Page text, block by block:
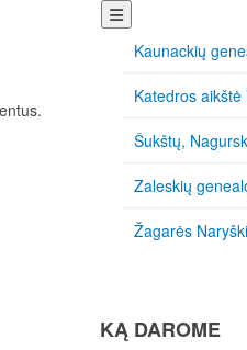
Kaunackių
Katedros aikštė
Šukštų,
Zaleskių
Žagarės
KĄ DAROME